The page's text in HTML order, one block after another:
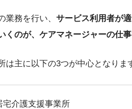
業務を行い、 サービス利用者が
くのが、ケアマネージャーの仕事
は主に以下の3つが中心となりま
宅介護支援事業所